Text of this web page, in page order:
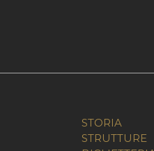
STORIA
STRUTTURE